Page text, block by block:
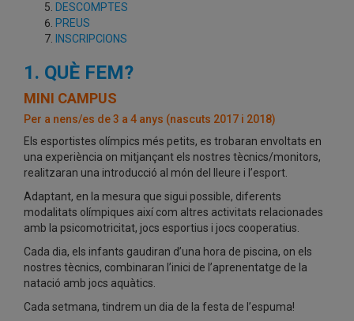
DESCOMPTES
PREUS
INSCRIPCIONS
1. QUÈ FEM?
MINI CAMPUS
Per a nens/es de 3 a 4 anys (nascuts 2017 i 2018)
Els esportistes olímpics més petits, es trobaran envoltats en
una experiència on mitjançant els nostres tècnics/monitors,
realitzaran una introducció al món del lleure i l’esport.
Adaptant, en la mesura que sigui possible, diferents
modalitats olímpiques així com altres activitats relacionades
amb la psicomotricitat, jocs esportius i jocs cooperatius.
Cada dia, els infants gaudiran d’una hora de piscina, on els
nostres tècnics, combinaran l’inici de l’aprenentatge de la
natació amb jocs aquàtics.
Cada setmana, tindrem un dia de la festa de l’espuma!